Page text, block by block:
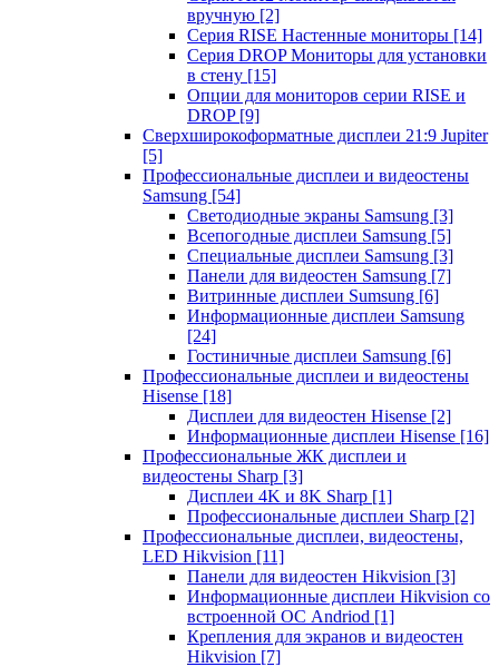
вручную [2]
Серия RISE Настенные мониторы [14]
Серия DROP Мониторы для установки
в стену [15]
Опции для мониторов серии RISE и
DROP [9]
Сверхширокоформатные дисплеи 21:9 Jupiter
[5]
Профессиональные дисплеи и видеостены
Samsung [54]
Светодиодные экраны Samsung [3]
Всепогодные дисплеи Samsung [5]
Специальные дисплеи Samsung [3]
Панели для видеостен Samsung [7]
Витринные дисплеи Sumsung [6]
Информационные дисплеи Samsung
[24]
Гостиничные дисплеи Samsung [6]
Профессиональные дисплеи и видеостены
Hisense [18]
Дисплеи для видеостен Hisense [2]
Информационные дисплеи Hisense [16]
Профессиональные ЖК дисплеи и
видеостены Sharp [3]
Дисплеи 4K и 8K Sharp [1]
Профессиональные дисплеи Sharp [2]
Профессиональные дисплеи, видеостены,
LED Hikvision [11]
Панели для видеостен Hikvision [3]
Информационные дисплеи Hikvision со
встроенной ОС Andriod [1]
Крепления для экранов и видеостен
Hikvision [7]